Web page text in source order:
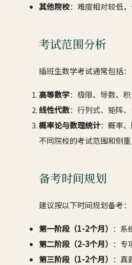
其他院校：难度相对较低
考试范围分析
插班生数学考试通常包括：
高等数学：极限、导数、
线性代数：行列式、矩阵
概率论与数理统计：概率
不同院校的考试范围和侧
备考时间规划
建议按以下时间规划备考：
第一阶段（1-2个月） ：系
第二阶段（2-3个月） ：专
第三阶段（1-2个月） ：真